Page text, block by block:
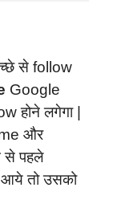
से follow
Google
होने लगेगा |
और
से पहले
आये तो उसको